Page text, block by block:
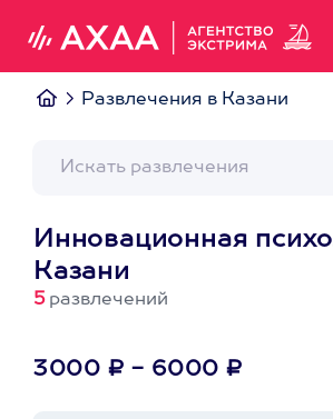
Развлечения в Казани
Инновационная
Казани
5развлечений
3000 ₽ - 6000 ₽